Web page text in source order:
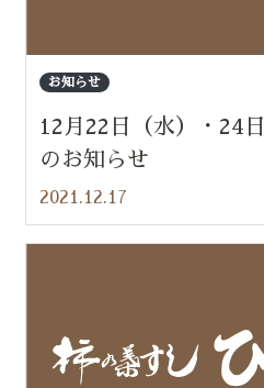
お知らせ
12月22日（水）・24
のお知らせ
2021.12.17